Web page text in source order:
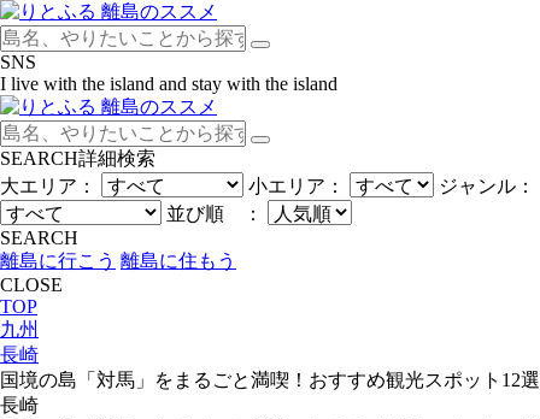
SNS
I live with the island and stay with the island
SEARCH詳細検索
大エリア：
小エリア：
ジャンル：
並び順 ：
SEARCH
離島に行こう 離島に住もう
CLOSE
TOP
九州
長崎
国境の島「対馬」をまるごと満喫！おすすめ観光スポット12選
長崎